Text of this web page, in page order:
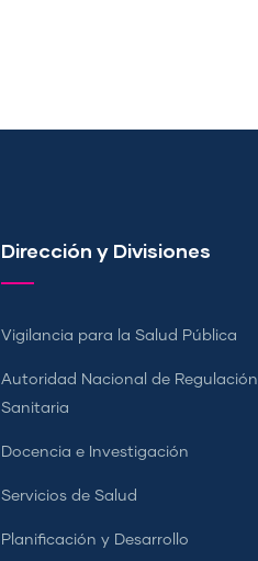
Dirección y Divisiones
Vigilancia para la Salud Pública
Autoridad Nacional de Regulación
Sanitaria
Docencia e Investigación
Servicios de Salud
Planificación y Desarrollo